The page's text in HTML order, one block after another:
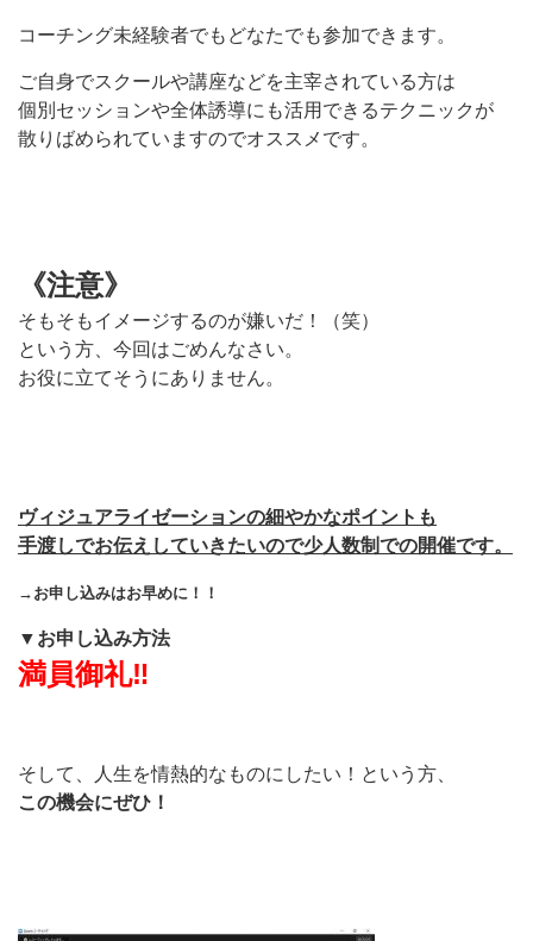
コーチング未経験者でもどなたでも参加できます。
ご自身でスクールや講座などを主宰されている方は
個別セッションや全体誘導にも活用できるテクニックが
散りばめられていますのでオススメです。
《注意》
そもそもイメージするのが嫌いだ！（笑）
という方、今回はごめんなさい。
お役に立てそうにありません。
ヴィジュアライゼーションの細やかなポイントも
手渡しでお伝えしていきたいので少人数制での開催です。
→お申し込みはお早めに！！
▼お申し込み方法
満員御礼‼︎
そして、人生を情熱的なものにしたい！という方、
この機会にぜひ！